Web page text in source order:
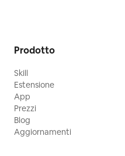
Prodotto
Skill
Estensione
App
Prezzi
Blog
Aggiornamenti